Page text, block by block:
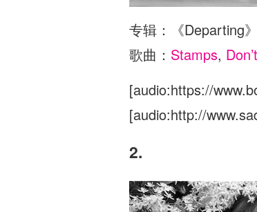
专辑：《Departing》
歌曲： Stamps,
[audio:https://
[audio:http://
2.